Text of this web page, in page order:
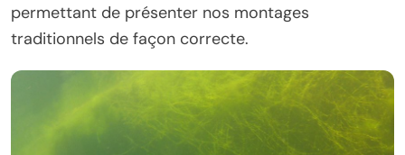
permettant de présenter nos montages
traditionnels de façon correcte.